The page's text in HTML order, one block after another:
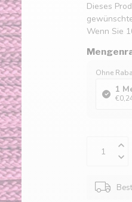
Dieses
Wenn Sie
Ohne
1